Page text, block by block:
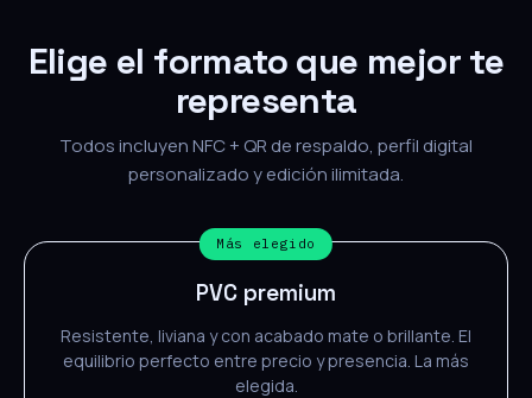
Elige el formato que mejor te
representa
Todos incluyen NFC + QR de respaldo, perfil digital
personalizado y edición ilimitada.
Más elegido
PVC premium
Resistente, liviana y con acabado mate o brillante. El
equilibrio perfecto entre precio y presencia. La más
elegida.